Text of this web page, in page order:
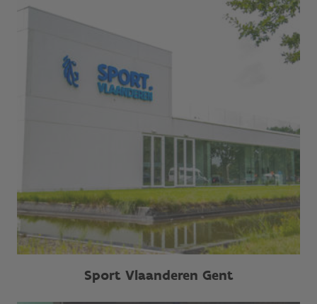
Sport Vlaanderen Gent